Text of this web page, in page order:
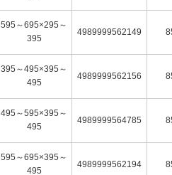
595～695×295～
395
4989999562149
395～495×395～
495
4989999562156
495～595×395～
495
4989999564785
595～695×395～
495
4989999562194